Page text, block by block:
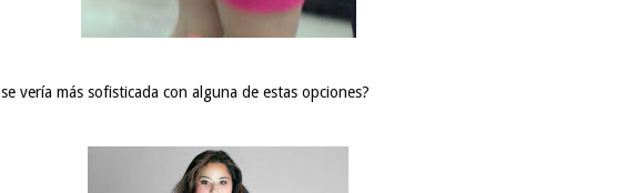
vería más sofisticada con alguna de estas opciones?